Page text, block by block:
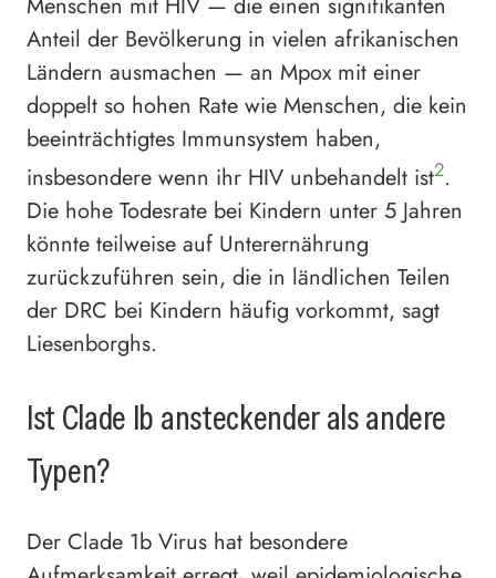
Menschen mit HIV — die einen signifikanten
Anteil der Bevölkerung in vielen afrikanischen
Ländern ausmachen — an Mpox mit einer
doppelt so hohen Rate wie Menschen, die kein
beeinträchtigtes Immunsystem haben,
insbesondere wenn ihr HIV unbehandelt ist2.
Die hohe Todesrate bei Kindern unter 5 Jahren
könnte teilweise auf Unterernährung
zurückzuführen sein, die in ländlichen Teilen
der DRC bei Kindern häufig vorkommt, sagt
Liesenborghs.
Ist Clade Ib ansteckender als andere
Typen?
Der Clade 1b Virus hat besondere